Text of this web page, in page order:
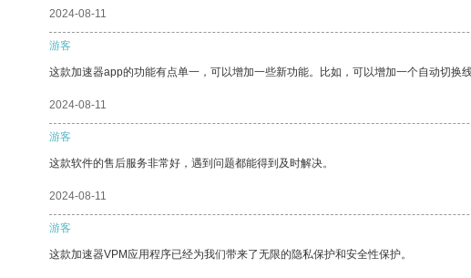
2024-08-11
游客
这款加速器app的功能有点单一，可以增加一些新功能。比如，可以增加一个自动切换
2024-08-11
游客
这款软件的售后服务非常好，遇到问题都能得到及时解决。
2024-08-11
游客
这款加速器VPM应用程序已经为我们带来了无限的隐私保护和安全性保护。